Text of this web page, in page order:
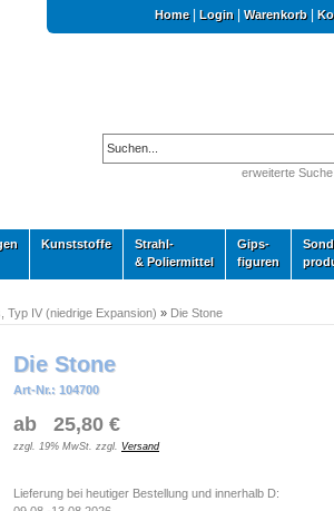
Home| Login Warenkorb|
erweiterte
Kunststoffe
Strahl-
& Poliermittel
Gips-
figuren
Typ IV (niedrige Expansion) » Die Stone
Die Stone
Art-Nr.: 104700
ab 25,80 €
zzgl. 19% MwSt. zzgl. Versand
Lieferung bei heutiger Bestellung und innerhalb D: